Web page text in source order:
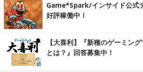
Game*Spark/インサイド公式
好評稼働中！
【大喜利】『新種のゲーミン
とは？』回答募集中！